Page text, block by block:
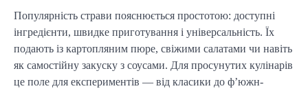
Популярність страви пояснюється простотою: доступні
інгредієнти, швидке приготування і універсальність. Їх
подають із картопляним пюре, свіжими салатами чи навіть
як самостійну закуску з соусами. Для просунутих кулінарів
це поле для експериментів — від класики до ф’южн-